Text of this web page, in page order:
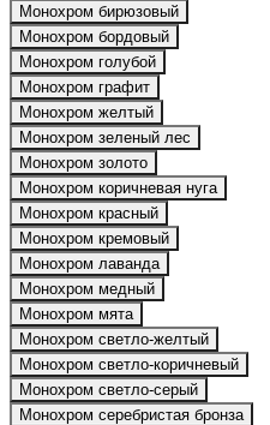
Монохром бирюзовый
Монохром бордовый
Монохром голубой
Монохром графит
Монохром желтый
Монохром зеленый лес
Монохром золото
Монохром коричневая нуга
Монохром красный
Монохром кремовый
Монохром лаванда
Монохром медный
Монохром мята
Монохром светло-желтый
Монохром светло-коричневый
Монохром светло-серый
Монохром серебристая бронза